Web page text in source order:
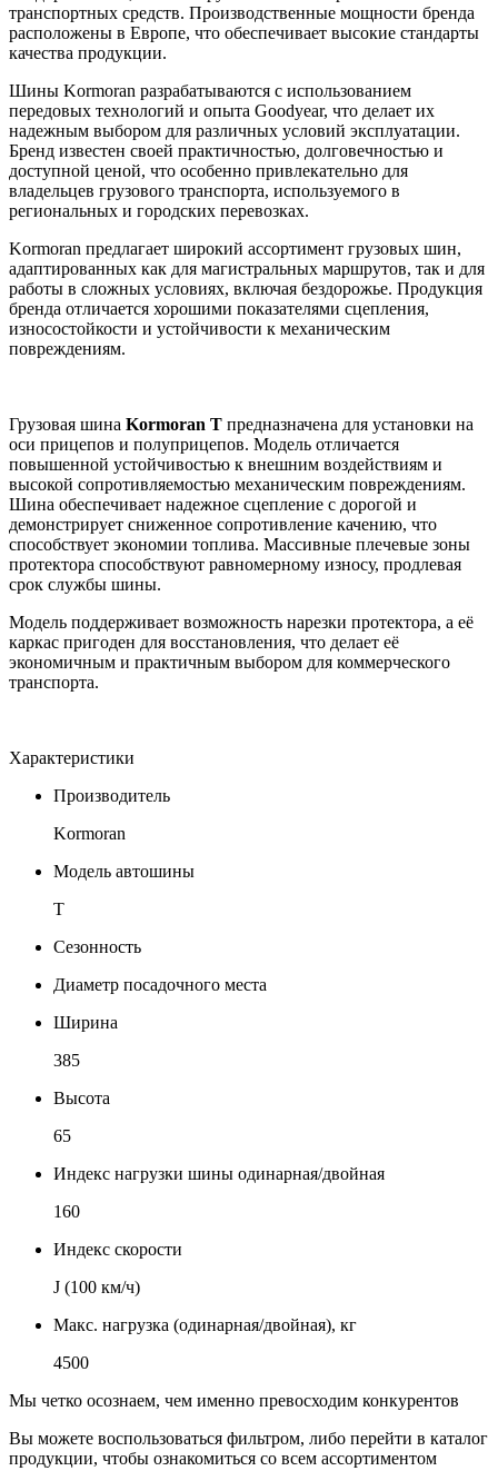
транспортных средств. Производственные мощности бренда
расположены в Европе, что обеспечивает высокие стандарты
качества продукции.
Шины Kormoran разрабатываются с использованием
передовых технологий и опыта Goodyear, что делает их
надежным выбором для различных условий эксплуатации.
Бренд известен своей практичностью, долговечностью и
доступной ценой, что особенно привлекательно для
владельцев грузового транспорта, используемого в
региональных и городских перевозках.
Kormoran предлагает широкий ассортимент грузовых шин,
адаптированных как для магистральных маршрутов, так и для
работы в сложных условиях, включая бездорожье. Продукция
бренда отличается хорошими показателями сцепления,
износостойкости и устойчивости к механическим
повреждениям.
Грузовая шина Kormoran T предназначена для установки на
оси прицепов и полуприцепов. Модель отличается
повышенной устойчивостью к внешним воздействиям и
высокой сопротивляемостью механическим повреждениям.
Шина обеспечивает надежное сцепление с дорогой и
демонстрирует сниженное сопротивление качению, что
способствует экономии топлива. Массивные плечевые зоны
протектора способствуют равномерному износу, продлевая
срок службы шины.
Модель поддерживает возможность нарезки протектора, а её
каркас пригоден для восстановления, что делает её
экономичным и практичным выбором для коммерческого
транспорта.
Характеристики
Производитель
Kormoran
Модель автошины
T
Сезонность
Диаметр посадочного места
Ширина
385
Высота
65
Индекс нагрузки шины одинарная/двойная
160
Индекс скорости
J (100 км/ч)
Макс. нагрузка (одинарная/двойная), кг
4500
Мы четко осознаем, чем именно превосходим конкурентов
Вы можете воспользоваться фильтром, либо перейти в каталог
продукции, чтобы ознакомиться со всем ассортиментом